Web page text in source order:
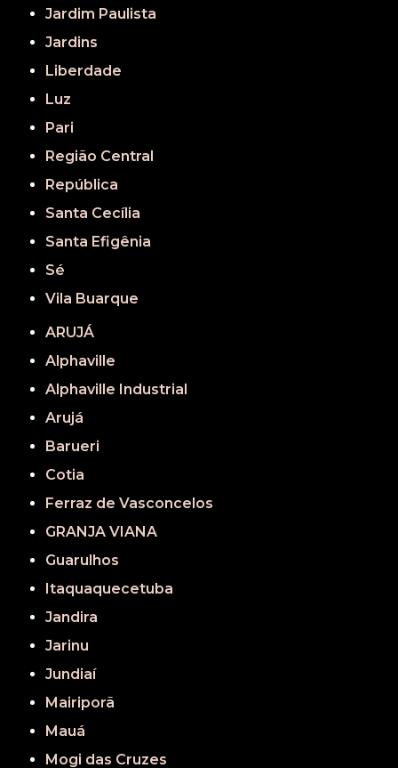
Jardim Paulista
Jardins
Liberdade
Luz
Pari
Região Central
República
Santa Cecília
Santa Efigênia
Sé
Vila Buarque
ARUJÁ
Alphaville
Alphaville Industrial
Arujá
Barueri
Cotia
Ferraz de Vasconcelos
GRANJA VIANA
Guarulhos
Itaquaquecetuba
Jandira
Jarinu
Jundiaí
Mairiporã
Mauá
Mogi das Cruzes